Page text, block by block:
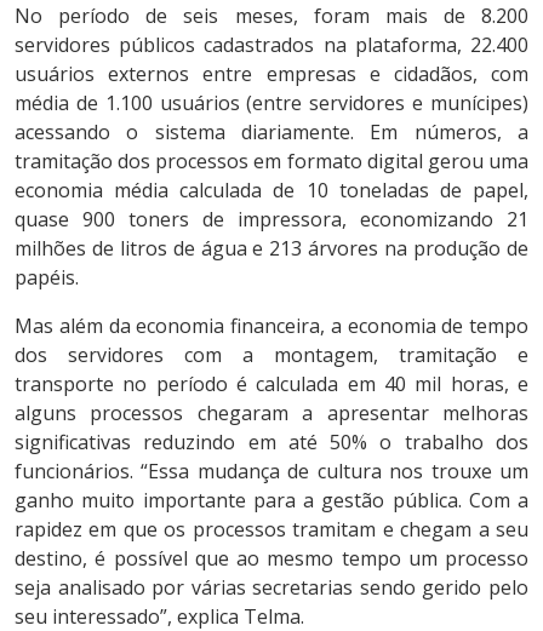
No período de seis meses, foram mais de 8.200
servidores públicos cadastrados na plataforma, 22.400
usuários externos entre empresas e cidadãos, com
média de 1.100 usuários (entre servidores e munícipes)
acessando o sistema diariamente. Em números, a
tramitação dos processos em formato digital gerou uma
economia média calculada de 10 toneladas de papel,
quase 900 toners de impressora, economizando 21
milhões de litros de água e 213 árvores na produção de
papéis.
Mas além da economia financeira, a economia de tempo
dos servidores com a montagem, tramitação e
transporte no período é calculada em 40 mil horas, e
alguns processos chegaram a apresentar melhoras
significativas reduzindo em até 50% o trabalho dos
funcionários. “Essa mudança de cultura nos trouxe um
ganho muito importante para a gestão pública. Com a
rapidez em que os processos tramitam e chegam a seu
destino, é possível que ao mesmo tempo um processo
seja analisado por várias secretarias sendo gerido pelo
seu interessado”, explica Telma.